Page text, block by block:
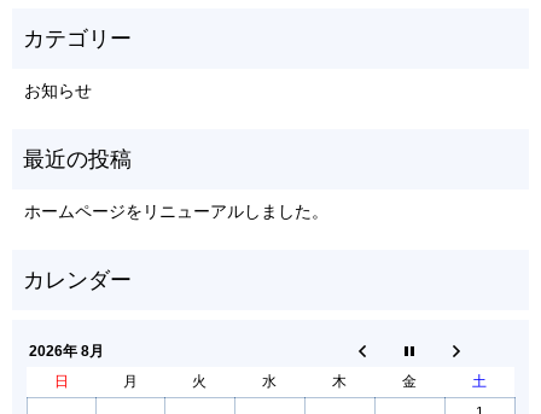
お知らせ
ホームページをリニューアルしました。
2026年 8月
日
月 火 水 木 金
土